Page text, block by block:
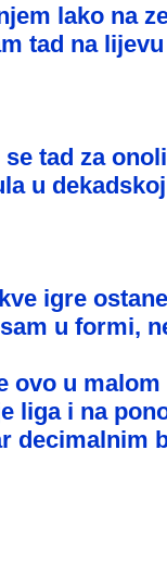
lako na
tad na
se tad za
u
igre
u formi,
ovo u
liga i na
decimalnim